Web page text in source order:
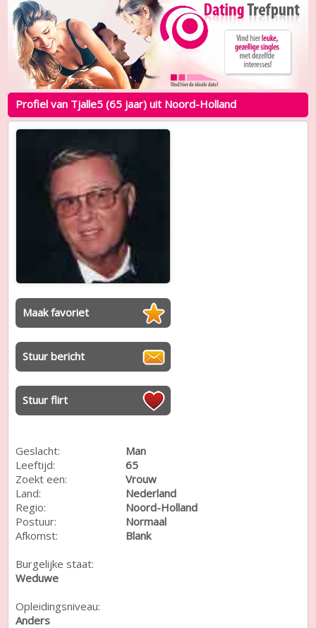
Profiel van Tjalle5 (65 jaar) uit Noord-Holland
Maak favoriet
Stuur bericht
Stuur flirt
Geslacht:
Man
Leeftijd:
65
Zoekt een:
Vrouw
Land:
Nederland
Regio:
Noord-Holland
Postuur:
Normaal
Afkomst:
Blank
Burgelijke staat:
Weduwe
Opleidingsniveau:
Anders